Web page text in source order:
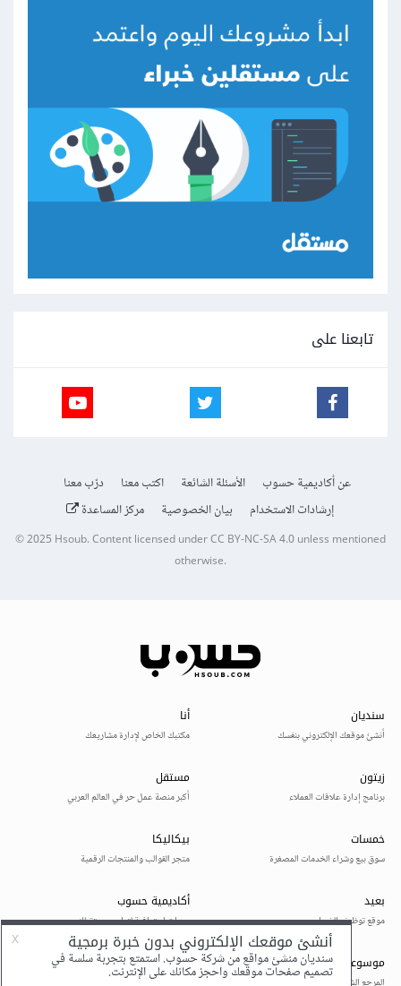
تابعنا على
عن أكاديمية حسوب الأسئلة الشائعة اكتب معنا
درّب معنا
إرشادات الاستخدام
بيان الخصوصية مركز المساعدة
© 2025Hsoub.Content licensed underCC BY-NC-SA 4.0unless mentioned
otherwise.